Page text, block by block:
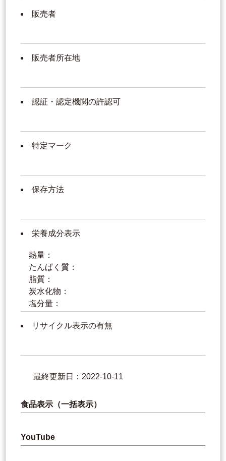
販売者
販売者所在地
認証・認定機関の許認可
特定マーク
保存方法
栄養成分表示
熱量：
たんぱく質：
脂質：
炭水化物：
塩分量：
リサイクル表示の有無
最終更新日：2022-10-11
食品表示（一括表示）
YouTube